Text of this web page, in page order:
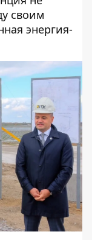
своим
энергия-